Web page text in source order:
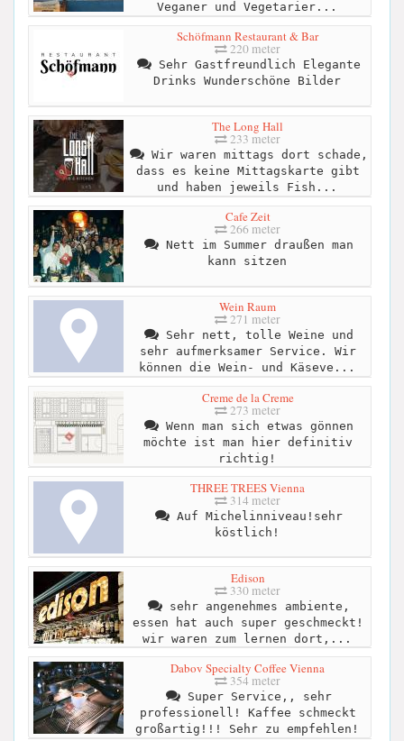
Veganer und Vegetarier...
Schöfmann Restaurant & Bar
220 meter
Sehr Gastfreundlich Elegante
Drinks Wunderschöne Bilder
The Long Hall
233 meter
Wir waren mittags dort schade,
dass es keine Mittagskarte gibt
und haben jeweils Fish...
Cafe Zeit
266 meter
Nett im Summer draußen man
kann sitzen
Wein Raum
271 meter
Sehr nett, tolle Weine und
sehr aufmerksamer Service. Wir
können die Wein- und Käseve...
Creme de la Creme
273 meter
Wenn man sich etwas gönnen
möchte ist man hier definitiv
richtig!
THREE TREES Vienna
314 meter
Auf Michelinniveau!sehr
köstlich!
Edison
330 meter
sehr angenehmes ambiente,
essen hat auch super geschmeckt!
wir waren zum lernen dort,...
Dabov Specialty Coffee Vienna
354 meter
Super Service,, sehr
professionell! Kaffee schmeckt
großartig!!! Sehr zu empfehlen!